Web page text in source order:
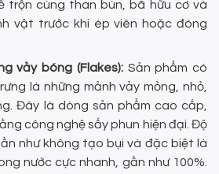
trộn cùng than bùn, bã hữu cơ và
vật trước khi ép viên hoặc đóng
vảy bóng (Flakes): Sản phẩm có
là những mảnh vảy mỏng, nhỏ,
Đây là dòng sản phẩm cao cấp,
công nghệ sấy phun hiện đại. Độ
như không tạo bụi và đặc biệt là
nước cực nhanh, gần như 100%.